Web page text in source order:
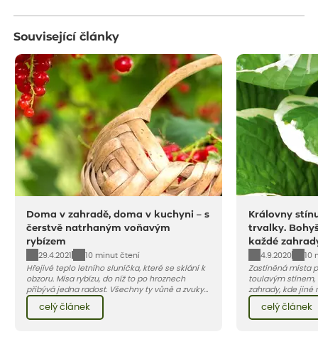
Související články
Doma v zahradě, doma v kuchyni – s
čerstvě natrhaným voňavým
rybízem
29.4.2021
10 minut čtení
Hřejivé teplo letního sluníčka, které se sklání k
obzoru. Mísa rybízu, do níž to po hroznech
přibývá jedna radost. Všechny ty vůně a zvuky
červencové zahrady. Sklizeň rybízu do kuchyně
vnese neuvěřitelný klid a radost. A taky trochu
bezstarostnosti dětství při mlsání babiččina
celý článek
Královny
trvalky.
každé
4.9.2020
10
Zastíněná místa
toulavým stínem,
zahrady, kde jiné
vše jsou lokality,
doporučíme dvě
okrasných
celý článek